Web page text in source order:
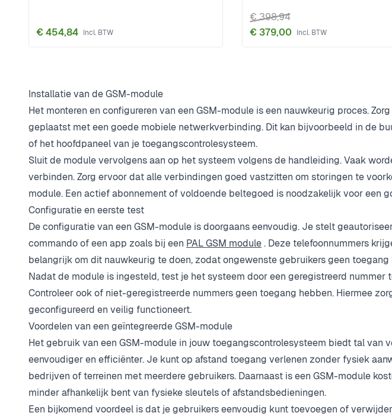
€ 454,84 € 379,00
€ 398,94
Installatie van de GSM-module
Het monteren en configureren van een GSM-module is een nauwkeurig proces.
geplaatst met een goede mobiele netwerkverbinding. Dit kan bijvoorbeeld in de
of het hoofdpaneel van je toegangscontrolesysteem.
Sluit de module vervolgens aan op het systeem volgens de handleiding. Vaak
verbinden. Zorg ervoor dat alle verbindingen goed vastzitten om storingen te
module. Een actief abonnement of voldoende beltegoed is noodzakelijk voor een
Configuratie en eerste test
De configuratie van een GSM-module is doorgaans eenvoudig. Je stelt
commando of een app zoals bij een PAL GSM module. Deze telefoonnummers
belangrijk om dit nauwkeurig te doen, zodat ongewenste gebruikers geen toegang
Nadat de module is ingesteld, test je het systeem door een geregistreerd nummer
Controleer ook of niet-geregistreerde nummers geen toegang hebben. Hiermee
geconfigureerd en veilig functioneert.
Voordelen van een geïntegreerde GSM-module
Het gebruik van een GSM-module in jouw toegangscontrolesysteem biedt tal van
eenvoudiger en efficiënter. Je kunt op afstand toegang verlenen zonder fysiek
bedrijven of terreinen met meerdere gebruikers. Daarnaast is een GSM-module
minder afhankelijk bent van fysieke sleutels of afstandsbedieningen.
Een bijkomend voordeel is dat je gebruikers eenvoudig kunt toevoegen of